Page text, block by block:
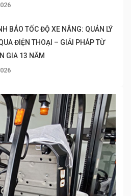
BÁO TỐC ĐỘ XE NÂNG: QUẢN LÝ
ĐIỆN THOẠI – GIẢI PHÁP TỪ
GIA 13 NĂM